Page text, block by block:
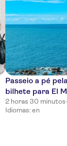
Passeio a pé
bilhete para El
2 horas 30 minutos·
Idiomas: en